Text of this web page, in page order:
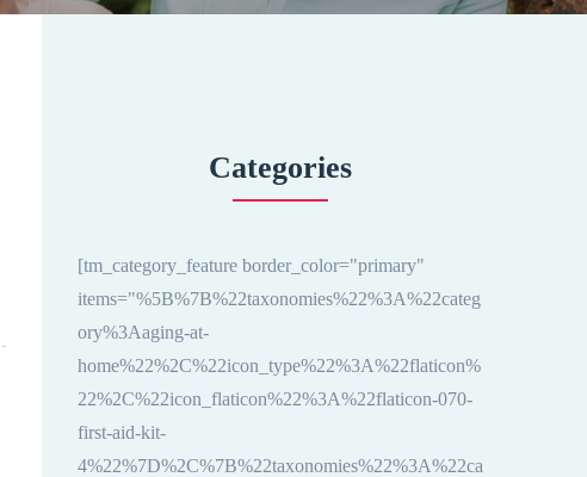
Categories
[tm_category_feature border_color="primary"
items="%5B%7B%22taxonomies%22%3A%22categ
ory%3Aaging-at-
home%22%2C%22icon_type%22%3A%22flaticon%
22%2C%22icon_flaticon%22%3A%22flaticon-070-
first-aid-kit-
4%22%7D%2C%7B%22taxonomies%22%3A%22ca